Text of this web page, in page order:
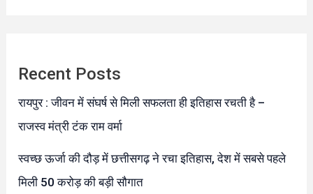
Recent Posts
रायपुर : जीवन में संघर्ष से मिली सफलता ही इतिहास रचती है –
राजस्व मंत्री टंक राम वर्मा
स्वच्छ ऊर्जा की दौड़ में छत्तीसगढ़ ने रचा इतिहास, देश में सबसे पहले
मिली 50 करोड़ की बड़ी सौगात